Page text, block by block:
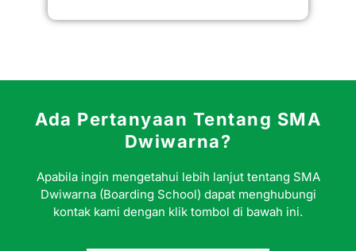
Ada Pertanyaan Tentang SMA
Dwiwarna?
Apabila ingin mengetahui lebih lanjut tentang SMA
Dwiwarna (Boarding School) dapat menghubungi
kontak kami dengan klik tombol di bawah ini.